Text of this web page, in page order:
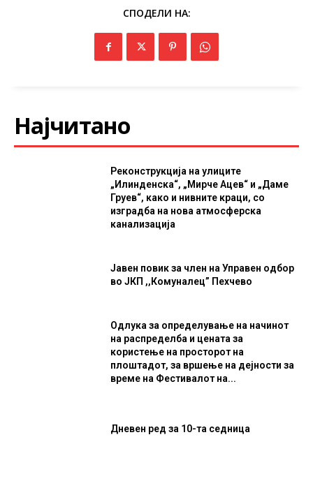
СПОДЕЛИ НА:
Најчитано
Реконструкција на улиците
„Илинденска“, „Мирче Ацев“ и „Даме
Груев“, како и нивните краци, со
изградба на нова атмосферска
канализација
Јавен повик за член на Управен одбор
во ЈКП ,,Комуналец” Пехчево
Одлука за определување на начинот
на распределба и цената за
користење на просторот на
плоштадот, за вршење на дејности за
време на Фестивалот на...
Дневен ред за 10-та седница